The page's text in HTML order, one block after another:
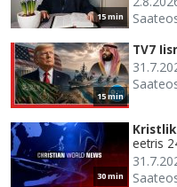
15 min
15 min
TV7
30 min
eetris